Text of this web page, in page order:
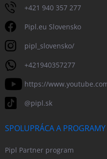
+421 940 357 277
Pipl.eu Slovensko
pipl_slovensko/
+421940357277
https://
@pipl.sk
SPOLUPRÁCA A PROGRAMY
Pipl Partner program